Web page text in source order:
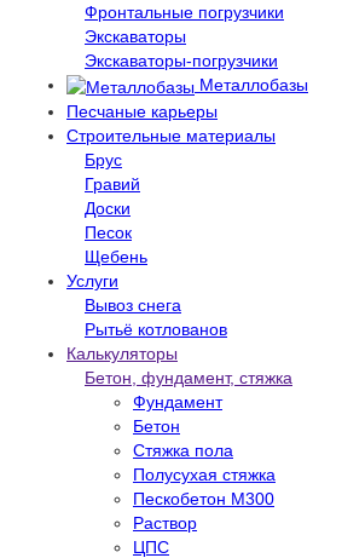
Фронтальные погрузчики
Экскаваторы
Экскаваторы-погрузчики
Металлобазы
Песчаные карьеры
Строительные материалы
Брус
Гравий
Доски
Песок
Щебень
Услуги
Вывоз снега
Рытьё котлованов
Калькуляторы
Бетон, фундамент, стяжка
Фундамент
Бетон
Стяжка пола
Полусухая стяжка
Пескобетон М300
Раствор
ЦПС